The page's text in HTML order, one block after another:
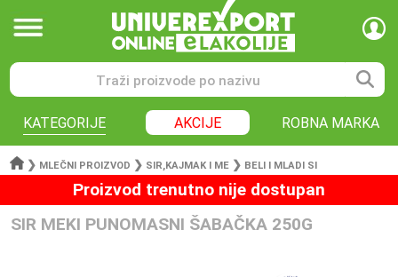
KATEGORIJE AKCIJE ROBNA MARKA
❯ MLEČNI PROIZVOD ❯ SIR,KAJMAK I ME ❯ BELI I MLADI SI
Proizvod trenutno nije dostupan
SIR MEKI PUNOMASNI ŠABAČKA 250G